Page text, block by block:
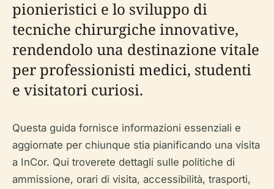
pionieristici e lo sviluppo di
tecniche chirurgiche innovative,
rendendolo una destinazione vitale
per professionisti medici, studenti
e visitatori curiosi.
Questa guida fornisce informazioni essenziali e
aggiornate per chiunque stia pianificando una visita
a InCor. Qui troverete dettagli sulle politiche di
ammissione, orari di visita, accessibilità, trasporti,